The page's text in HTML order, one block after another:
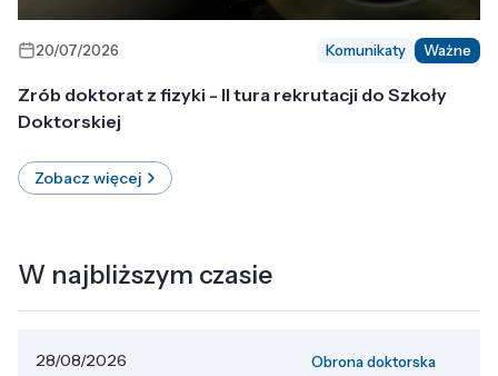
20/07/2026 Komunikaty Ważne
Zrób doktorat z fizyki - II tura rekrutacji do Szkoły
Doktorskiej
Zobacz więcej
W najbliższym czasie
28/08/2026 Obrona doktorska